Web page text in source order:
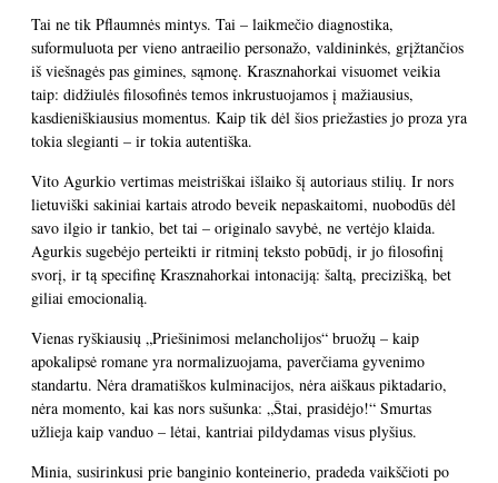
Tai ne tik Pflaumnės mintys. Tai – laikmečio diagnostika,
suformuluota per vieno antraeilio personažo, valdininkės, grįžtančios
iš viešnagės pas gimines, sąmonę. Krasznahorkai visuomet veikia
taip: didžiulės filosofinės temos inkrustuojamos į mažiausius,
kasdieniškiausius momentus. Kaip tik dėl šios priežasties jo proza yra
tokia slegianti – ir tokia autentiška.
Vito Agurkio vertimas meistriškai išlaiko šį autoriaus stilių. Ir nors
lietuviški sakiniai kartais atrodo beveik nepaskaitomi, nuobodūs dėl
savo ilgio ir tankio, bet tai – originalo savybė, ne vertėjo klaida.
Agurkis sugebėjo perteikti ir ritminį teksto pobūdį, ir jo filosofinį
svorį, ir tą specifinę Krasznahorkai intonaciją: šaltą, precizišką, bet
giliai emocionalią.
Vienas ryškiausių „Priešinimosi melancholijos“ bruožų – kaip
apokalipsė romane yra normalizuojama, paverčiama gyvenimo
standartu. Nėra dramatiškos kulminacijos, nėra aiškaus piktadario,
nėra momento, kai kas nors sušunka: „Štai, prasidėjo!“ Smurtas
užlieja kaip vanduo – lėtai, kantriai pildydamas visus plyšius.
Minia, susirinkusi prie banginio konteinerio, pradeda vaikščioti po